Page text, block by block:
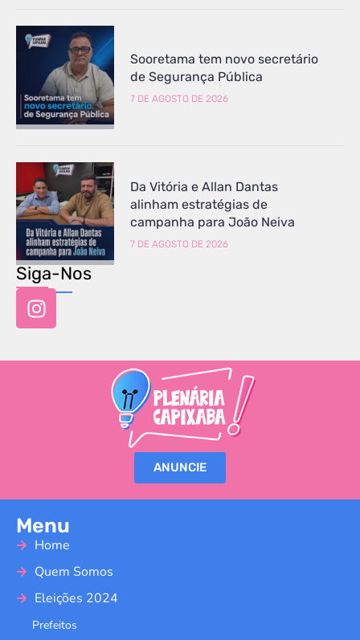
Sooretama tem novo secretário
de Segurança Pública
7 DE AGOSTO DE 2026
Da Vitória e Allan Dantas
alinham estratégias de
campanha para João Neiva
7 DE AGOSTO DE 2026
Siga-Nos
ANUNCIE
Menu
Home
Quem Somos
Eleições 2024
Prefeitos